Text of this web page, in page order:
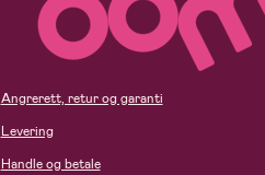
Angrerett, retur og garanti
Levering
Handle og betale